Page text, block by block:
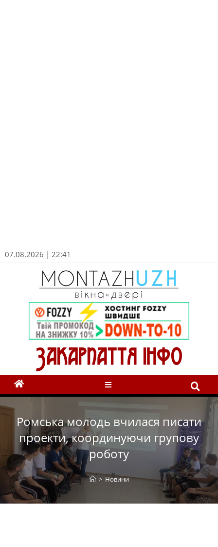
07.08.2026 | 22:41
Ромська молодь вчилася писати
проекти, координуючи групову
роботу
> Новини